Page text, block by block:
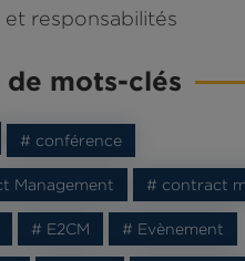
et responsabilités
de mots-clés
# conférence
Management # contract
# E2CM # Evènement